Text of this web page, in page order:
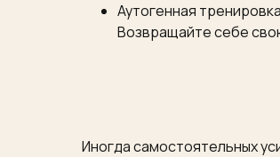
Аутогенная
Возвращайте себе
Иногда самостоятельных